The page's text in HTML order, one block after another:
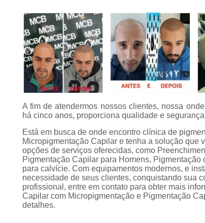
calvície
A fim de atendermos nossos clientes, nossa
há cinco anos, proporciona qualidade e
Está em busca de onde encontro clínica de
Micropigmentação Capilar e tenha a solução que
opções de serviços oferecidas, como
Pigmentação Capilar para Homens,
para calvície. Com equipamentos modernos, e
necessidade de seus clientes, conquistando sua
profissional, entre em contato para obter mais
Capilar com Micropigmentação e Pigmentação
detalhes.